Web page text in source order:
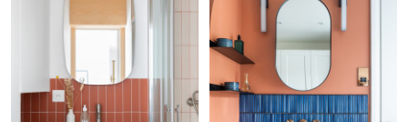
Badezimmer in Paris